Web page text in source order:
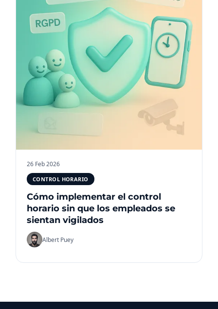
26 Feb 2026
CONTROL HORARIO
Cómo implementar el control
horario sin que los empleados se
sientan vigilados
Albert Puey